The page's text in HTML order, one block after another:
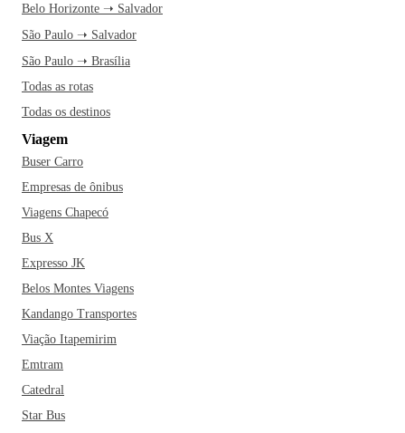
Belo Horizonte ➝ Salvador
São Paulo ➝ Salvador
São Paulo ➝ Brasília
Todas as rotas
Todas os destinos
Viagem
Buser Carro
Empresas de ônibus
Viagens Chapecó
Bus X
Expresso JK
Belos Montes Viagens
Kandango Transportes
Viação Itapemirim
Emtram
Catedral
Star Bus